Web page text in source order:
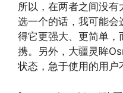
所以，在两者之间没
选一个的话，我可能
得它更强大、更简单，
携。另外，大疆灵眸
状态，急于使用的用户